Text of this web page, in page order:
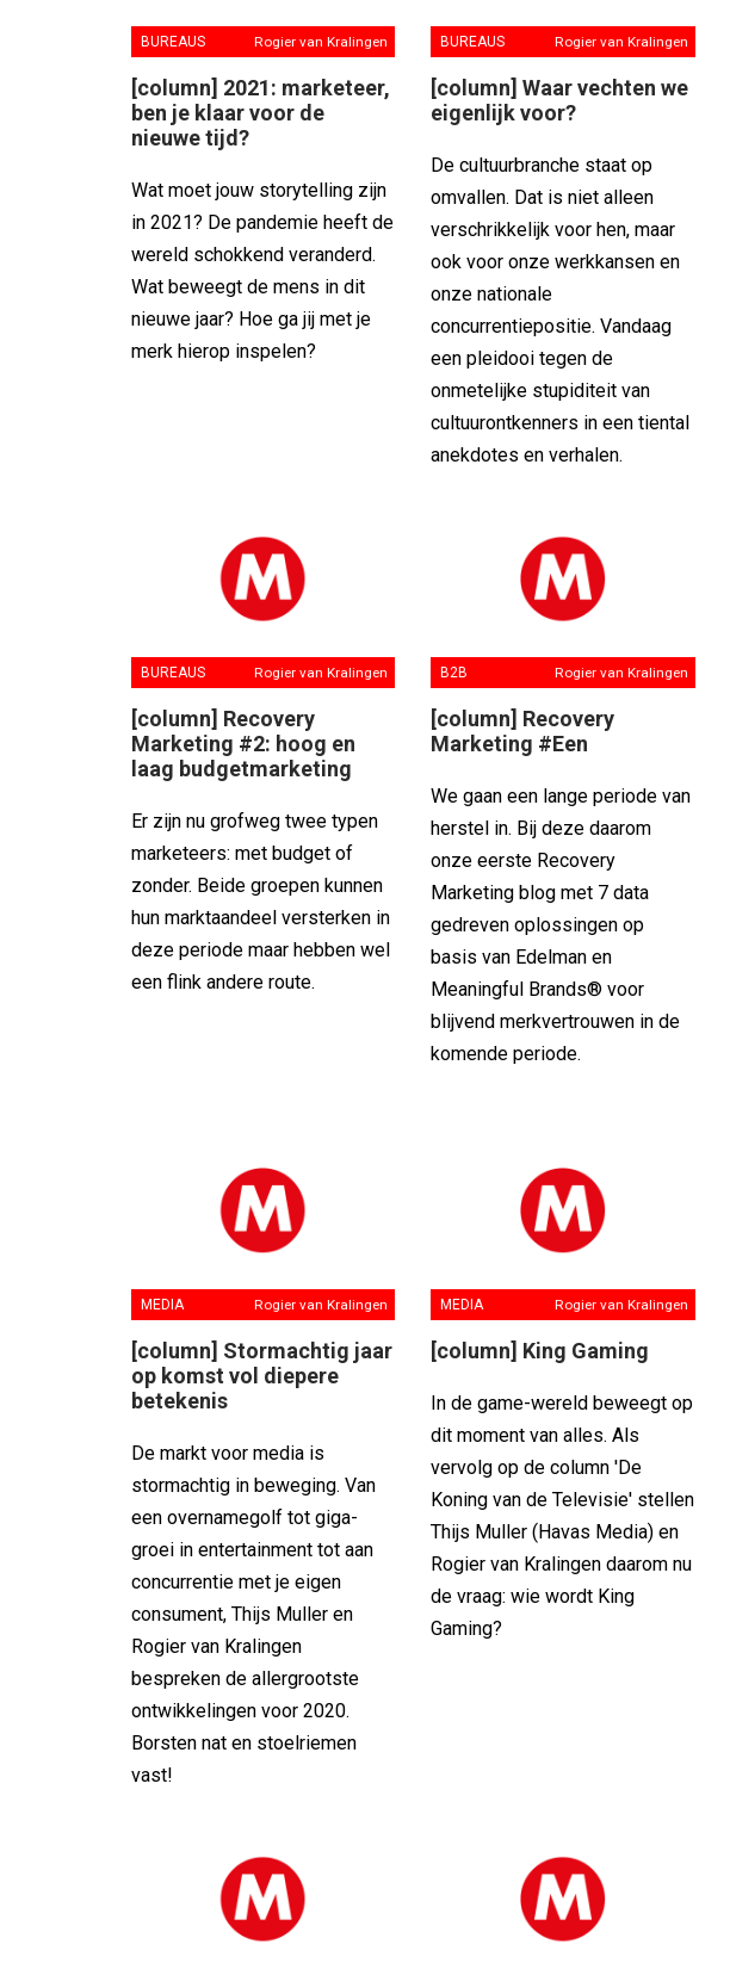
BUREAUS Rogier van Kralingen
[column] 2021: marketeer,
ben je klaar voor de
nieuwe tijd?
Wat moet jouw storytelling zijn
in 2021? De pandemie heeft de
wereld schokkend veranderd.
Wat beweegt de mens in dit
nieuwe jaar? Hoe ga jij met je
merk hierop inspelen?
BUREAUS Rogier van Kralingen
[column] Waar vechten we
eigenlijk voor?
De cultuurbranche staat op
omvallen. Dat is niet alleen
verschrikkelijk voor hen, maar
ook voor onze werkkansen en
onze nationale
concurrentiepositie. Vandaag
een pleidooi tegen de
onmetelijke stupiditeit van
cultuurontkenners in een tiental
anekdotes en verhalen.
BUREAUS Rogier van Kralingen
[column] Recovery
Marketing #2: hoog en
laag budgetmarketing
Er zijn nu grofweg twee typen
marketeers: met budget of
zonder. Beide groepen kunnen
hun marktaandeel versterken in
deze periode maar hebben wel
een flink andere route.
B2B Rogier van Kralingen
[column] Recovery
Marketing #Een
We gaan een lange periode van
herstel in. Bij deze daarom
onze eerste Recovery
Marketing blog met 7 data
gedreven oplossingen op
basis van Edelman en
Meaningful Brands® voor
blijvend merkvertrouwen in de
komende periode.
MEDIA Rogier van Kralingen
[column] Stormachtig jaar
op komst vol diepere
betekenis
De markt voor media is
stormachtig in beweging. Van
een overnamegolf tot giga-
groei in entertainment tot aan
concurrentie met je eigen
consument, Thijs Muller en
Rogier van Kralingen
bespreken de allergrootste
ontwikkelingen voor 2020.
Borsten nat en stoelriemen
vast!
MEDIA Rogier van Kralingen
[column] King Gaming
In de game-wereld beweegt op
dit moment van alles. Als
vervolg op de column 'De
Koning van de Televisie' stellen
Thijs Muller (Havas Media) en
Rogier van Kralingen daarom nu
de vraag: wie wordt King
Gaming?